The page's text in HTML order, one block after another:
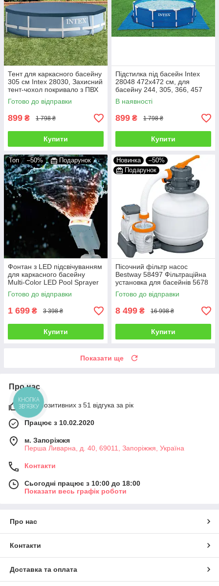
Тент для каркасного басейну
305 см Іntex 28030, Захисний
тент-чохол покривало з ПВХ
Готово до відправки
899 ₴ 1 798 ₴
Купити
Підстилка під басейн Intex
28048 472х472 см, для
басейну 244, 305, 366, 457
см квадратна
В наявності
899 ₴ 1 798 ₴
Купити
Топ –50% Подарунок
Фонтан з LED підсвічуванням
для каркасного басейну
Multi-Color LED Pool Sprayer
Intex 28089 Аксесуар
освітлення
Готово до відправки
1 699 ₴ 3 398 ₴
Купити
Новинка
–50%
Подарунок
Пісочний фільтр насос
Bestway 58497 Фільтраційна
установка для басейнів 5678
л/год 9 кг
Готово до відправки
8 499 ₴ 16 998 ₴
Купити
Показати ще
Про нас
96% позитивних з 51 відгука за рік
Працює з 10.02.2020
м. Запоріжжя
Перша Ливарна, д. 40, 69011, Запоріжжя, Україна
Контакти
Сьогодні працює з 10:00 до 18:00
Показати весь графік роботи
Про нас
Контакти
Доставка та оплата
КНОПКА
ЗВ'ЯЗКУ